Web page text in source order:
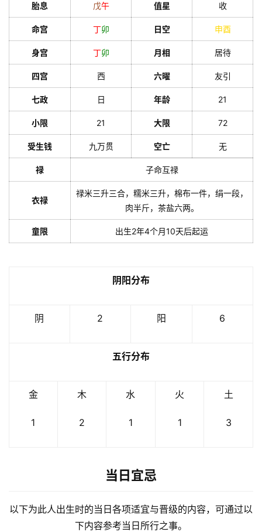
胎息 戊午 值星 收
命宫 丁卯 日空 申酉
身宫 丁卯 月相 居待
四宫 西 六曜 友引
七政 日 年龄 21
小限 21 大限 72
受生钱 九万贯 空亡 无
禄 子命互禄
衣禄
禄米三升三合，糯米三升，棉布一件，绢一段，
肉半斤，茶盐六两。
童限 出生2年4个月10天后起运
阴阳分布
阴 2 阳 6
五行分布
金
1
木
2
水
1
火
1
土
3
当日宜忌
以下为此人出生时的当日各项适宜与晋级的内容，可通过以
下内容参考当日所行之事。